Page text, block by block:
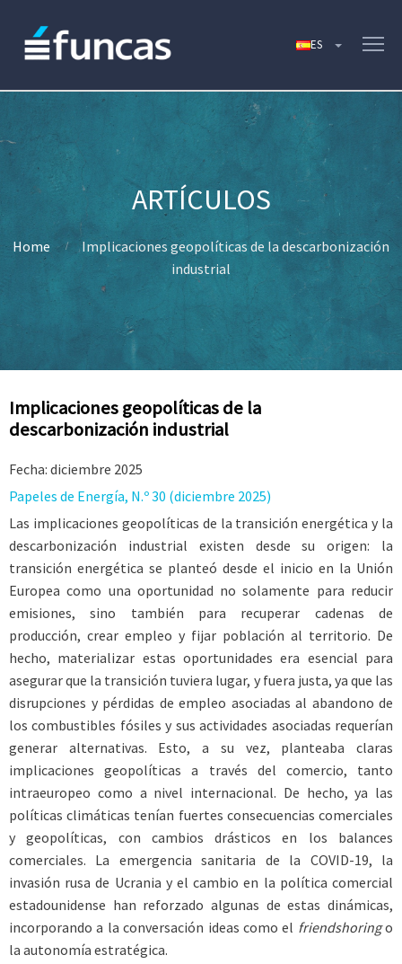
Home
Implicaciones geopolíticas de la descarbonización
industrial
Implicaciones geopolíticas de la
descarbonización industrial
Fecha: diciembre 2025
Papeles de Energía, N.º 30 (diciembre 2025)
Las implicaciones geopolíticas de la transición energética y la
descarbonización industrial existen desde su origen: la
transición energética se planteó desde el inicio en la Unión
Europea como una oportunidad no solamente para reducir
emisiones, sino también para recuperar cadenas de
producción, crear empleo y fijar población al territorio. De
hecho, materializar estas oportunidades era esencial para
asegurar que la transición tuviera lugar, y fuera justa, ya que las
disrupciones y pérdidas de empleo asociadas al abandono de
los combustibles fósiles y sus actividades asociadas requerían
generar alternativas. Esto, a su vez, planteaba claras
implicaciones geopolíticas a través del comercio, tanto
intraeuropeo como a nivel internacional. De hecho, ya las
políticas climáticas tenían fuertes consecuencias comerciales
y geopolíticas, con cambios drásticos en los balances
comerciales. La emergencia sanitaria de la COVID-19, la
invasión rusa de Ucrania y el cambio en la política comercial
estadounidense han reforzado algunas de estas dinámicas,
incorporando a la conversación ideas como el friendshoringo
la autonomía estratégica.